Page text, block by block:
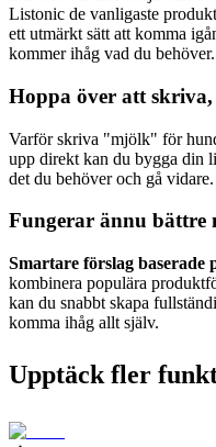
Listonic de vanligaste
ett utmärkt sätt att komma
kommer ihåg vad du behöver.
Hoppa över att
Varför skriva "mjölk" för
upp direkt kan du bygga din
det du behöver och gå vidare.
Fungerar ännu bättre
Smartare förslag baserade
kombinera populära
kan du snabbt skapa
komma ihåg allt själv.
Upptäck fler